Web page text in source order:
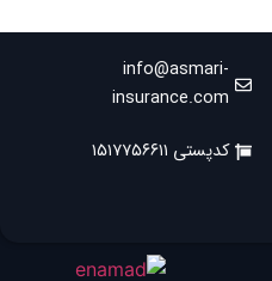
info@asmari-
insurance.com
کدپستی ۱۵۱۷۷۵۶۶۱۱